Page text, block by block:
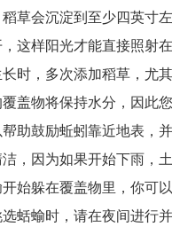
草会沉淀到至少四英寸
这样阳光才能直接照射
时，多次添加稻草，尤
盖物将保持水分，因此
助鼓励蚯蚓靠近地表，
，因为如果开始下雨，
始躲在覆盖物里，你可
蛞蝓时，请在夜间进行